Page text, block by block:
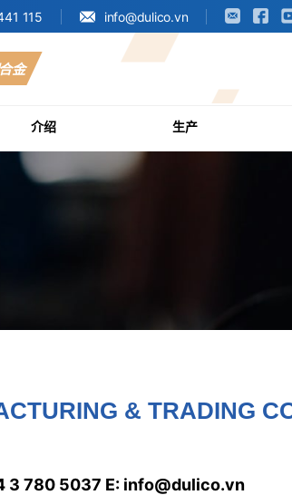
115 info@dulico.vn
金
介绍 生产
& TRADING
3 780 5037 E: info@dulico.vn